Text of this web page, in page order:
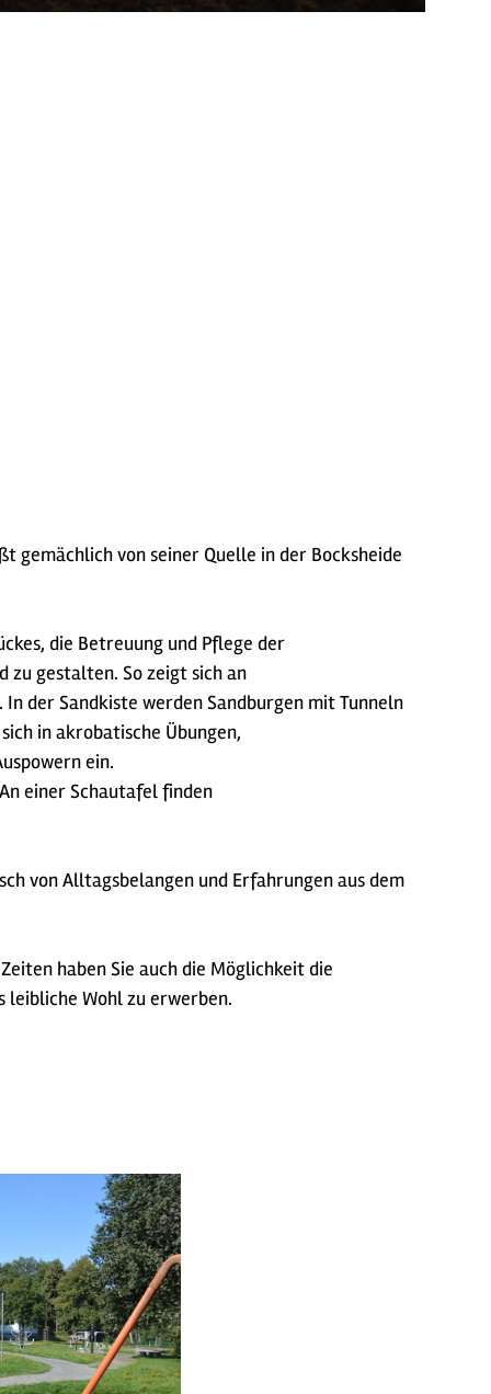
gemächlich von seiner Quelle in der Bocksheide
die Betreuung und Pflege der
gestalten. So zeigt sich an
der Sandkiste werden Sandburgen mit Tunneln
in akrobatische Übungen,
ein.
einer Schautafel finden
von Alltagsbelangen und Erfahrungen aus dem
haben Sie auch die Möglichkeit die
Wohl zu erwerben.